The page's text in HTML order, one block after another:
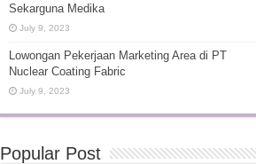
Sekarguna Medika
July 9, 2023
Lowongan Pekerjaan Marketing Area di PT
Nuclear Coating Fabric
July 9, 2023
Popular Post